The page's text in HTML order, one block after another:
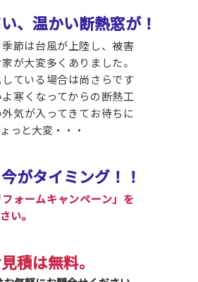
、温かい断熱窓が！
節は台風が上陸し、被害
が大変多くありました。
ている場合は尚さらです
寒くなってからの断熱工
気が入ってきてお待ちに
っと大変・・・
がタイミング！！
ォームキャンペーン」を
い。
積は無料。